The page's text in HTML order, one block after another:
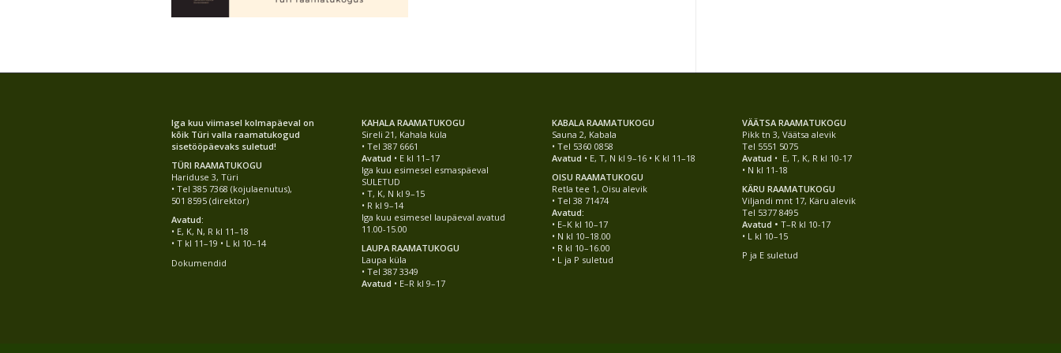
Iga kuu viimasel kolmapäeval on
kõik Türi valla raamatukogud
sisetööpäevaks suletud!
TÜRI RAAMATUKOGU
Hariduse 3, Türi
• Tel 385 7368 (kojulaenutus),
501 8595 (direktor)
Avatud:
• E, K, N, R kl 11–18
• T kl 11–19 • L kl 10–14
Dokumendid
KAHALA RAAMATUKOGU
Sireli 21, Kahala küla
• Tel 387 6661
Avatud • E kl 11–17
Iga kuu esimesel esmaspäeval
SULETUD
• T, K, N kl 9–15
• R kl 9–14
Iga kuu esimesel laupäeval avatud
11.00-15.00
LAUPA RAAMATUKOGU
Laupa küla
• Tel 387 3349
Avatud • E–R kl 9–17
KABALA RAAMATUKOGU
Sauna 2, Kabala
• Tel 5360 0858
Avatud • E, T, N kl 9–16 • K kl 11–18
OISU RAAMATUKOGU
Retla tee 1, Oisu alevik
• Tel 38 71474
Avatud:
• E–K kl 10–17
• N kl 10–18.00
• R kl 10–16.00
• L ja P suletud
VÄÄTSA RAAMATUKOGU
Pikk tn 3, Väätsa alevik
Tel 5551 5075
Avatud • E, T, K, R kl 10-17
• N kl 11-18
KÄRU RAAMATUKOGU
Viljandi mnt 17, Käru alevik
Tel 5377 8495
Avatud •T–R kl 10-17
• L kl 10–15
P ja E suletud